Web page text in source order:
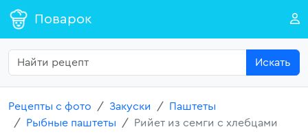
Поварок
Искать
Рецепты с фото Закуски
Паштеты
Рыбные паштеты
Рийет из семги с хлебцами